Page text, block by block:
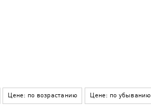
Цене: по возрастанию Цене: по убыванию